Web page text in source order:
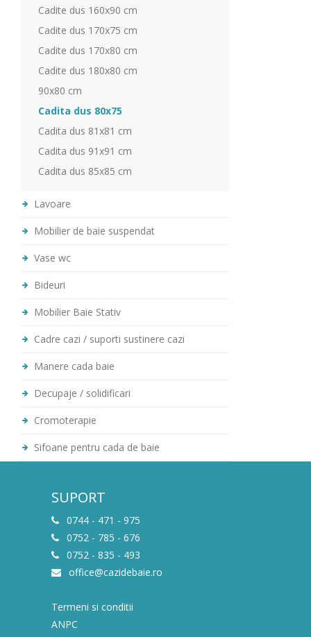
Cadite dus 160x90 cm
Cadite dus 170x75 cm
Cadite dus 170x80 cm
Cadite dus 180x80 cm
90x80 cm
Cadita dus 80x75
Cadita dus 81x81 cm
Cadita dus 91x91 cm
Cadita dus 85x85 cm
Lavoare
Mobilier de baie suspendat
Vase wc
Bideuri
Mobilier Baie Stativ
Cadre cazi / suporti sustinere cazi
Manere cada baie
Decupaje / solidificari
Cromoterapie
Sifoane pentru cada de baie
SUPORT
0744 - 471 - 975
0752 - 785 - 676
0752 - 835 - 493
office@cazidebaie.ro
Termeni si conditii
ANPC